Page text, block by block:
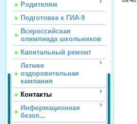
Родителям
Подготовка к ГИА-9
Всероссийская
олимпиада школьников
Капитальный ремонт
Летняя
оздоровительная
кампания
Контакты
Информационная
безоп...